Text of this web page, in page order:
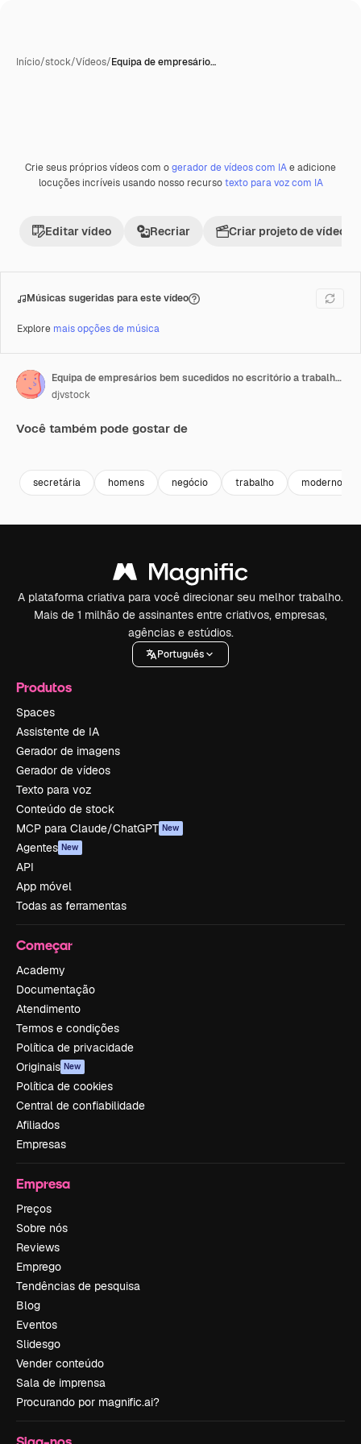
Início/stock/Vídeos/Equipa de empresário…
Premium
Crie seus próprios vídeos com ogerador de vídeos com IAe adicione
locuções incríveis usando nosso recursotexto para voz com IA
Editar vídeo Recriar Criar projeto de vídeo
Músicas sugeridas para este vídeo
Explore mais opções de música
Equipa de empresários bem sucedidos no escritório a trabalhar na secretária
djvstock
Você também pode gostar de
secretária homens negócio trabalho moderno
A plataforma criativa para você direcionar seu melhor trabalho.
Mais de 1 milhão de assinantes entre criativos, empresas,
agências e estúdios.
Português
Produtos
Spaces
Assistente de IA
Gerador de imagens
Gerador de vídeos
Texto para voz
Conteúdo de stock
MCP para Claude/ChatGPT New
Agentes New
API
App móvel
Todas as ferramentas
Começar
Academy
Documentação
Atendimento
Termos e condições
Política de privacidade
Originais New
Política de cookies
Central de confiabilidade
Afiliados
Empresas
Empresa
Preços
Sobre nós
Reviews
Emprego
Tendências de pesquisa
Blog
Eventos
Slidesgo
Vender conteúdo
Sala de imprensa
Procurando por magnific.ai?